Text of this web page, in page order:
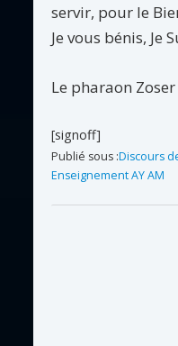
servir, pour le
Je vous bénis, Je
Le pharaon Zoser
[signoff]
Publié sous :Discours
Enseignement AY AM